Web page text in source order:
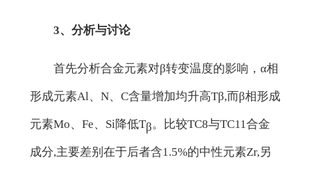
3、分析与讨论
首先分析合金元素对β转变温度的影响，α相
形成元素Al、N、C含量增加均升高Tβ,而β相形成
元素Mo、Fe、Si降低Tβ。比较TC8与TC11合金
成分,主要差别在于后者含1.5%的中性元素Zr,另